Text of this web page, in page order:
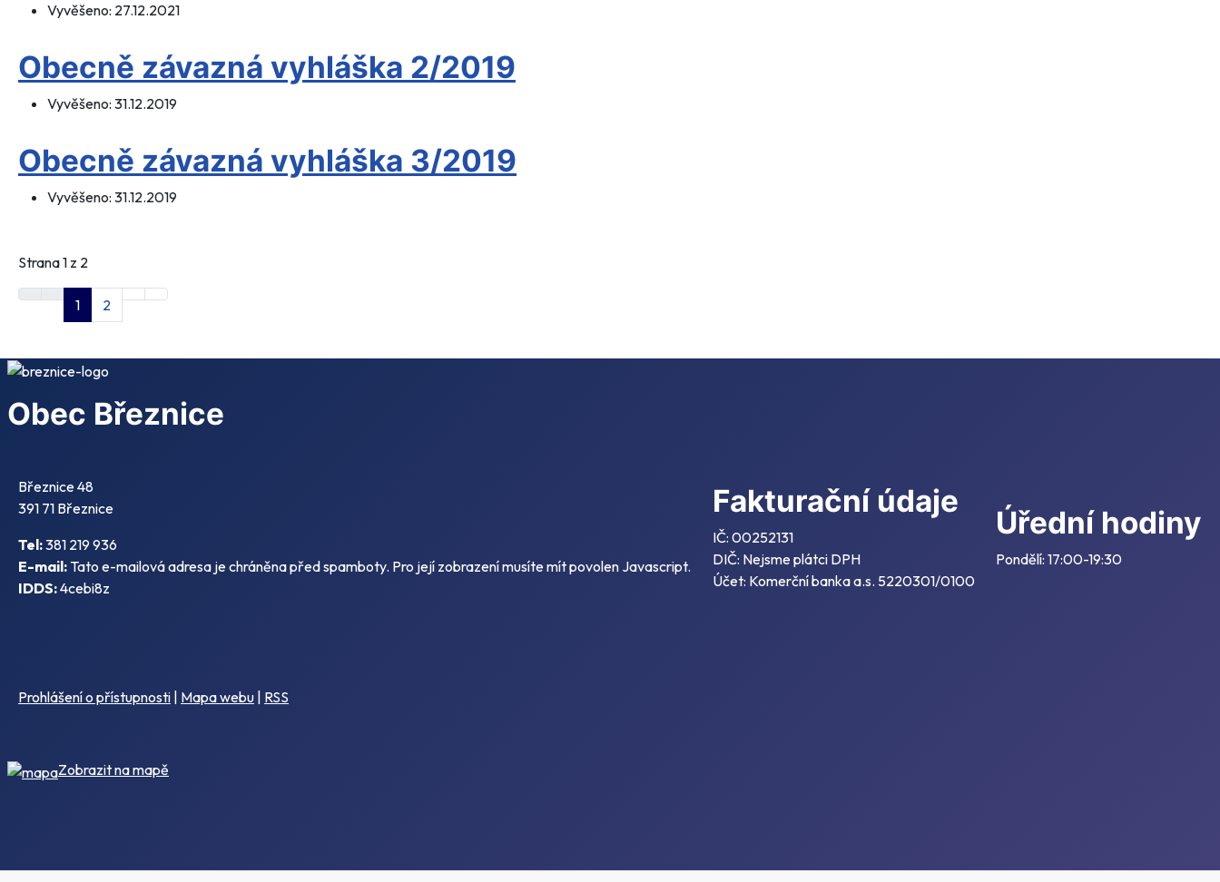
Vyvěšeno: 27.12.2021
Obecně závazná vyhláška 2/2019
Vyvěšeno: 31.12.2019
Obecně závazná vyhláška 3/2019
Vyvěšeno: 31.12.2019
Strana 1 z 2
1 2
Obec Březnice
Březnice 48
391 71 Březnice
Tel:381 219 936
E-mail: Tato e-mailová adresa je chráněna před spamboty. Pro její zobrazení musíte mít povolen Javascript.
IDDS:4cebi8z
Fakturační údaje
IČ: 00252131
DIČ: Nejsme plátci DPH
Účet: Komerční banka a.s. 5220301/0100
Úřední hodiny
Pondělí: 17:00-19:30
Prohlášení o přístupnosti Mapa webu RSS
Zobrazit na mapě